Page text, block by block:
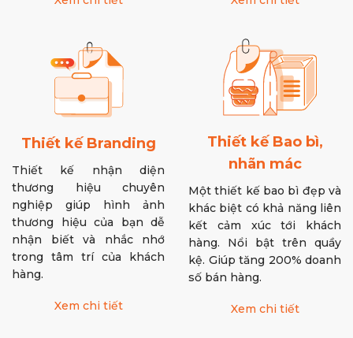
Thiết kế Branding
Thiết kế nhận diện
thương hiệu chuyên
nghiệp giúp hình ảnh
thương hiệu của bạn dễ
nhận biết và nhắc nhớ
trong tâm trí của khách
hàng.
Thiết kế Bao bì,
nhãn mác
Một thiết kế bao bì đẹp và
khác biệt có khả năng liên
kết cảm xúc tới khách
hàng. Nổi bật trên quầy
kệ. Giúp tăng 200% doanh
số bán hàng.
Xem chi tiết